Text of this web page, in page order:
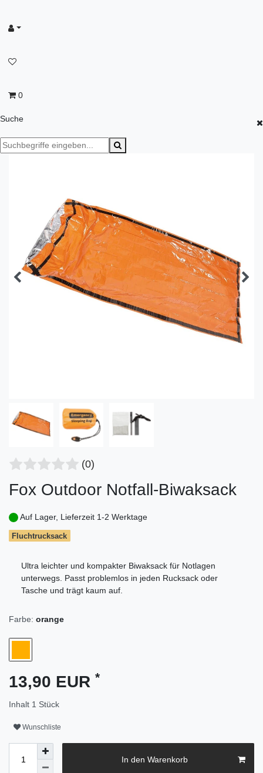
0
Suche
(0)
Fox Outdoor Notfall-Biwaksack
Auf Lager, Lieferzeit 1-2 Werktage
Fluchtrucksack
Ultra leichter und kompakter Biwaksack für Notlagen
unterwegs. Passt problemlos in jeden Rucksack oder
Tasche und trägt kaum auf.
Farbe: orange
13,90 EUR *
Inhalt 1 Stück
Wunschliste
In den Warenkorb